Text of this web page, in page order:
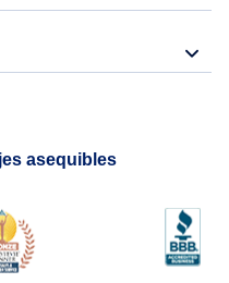
asequibles